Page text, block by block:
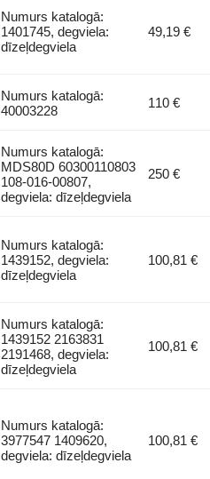
Numurs katalogā:
1401745, degviela:
dīzeļdegviela
49,19 €
Numurs katalogā:
40003228
110 €
Numurs katalogā:
MDS80D 60300110803
108-016-00807,
degviela: dīzeļdegviela
250 €
Numurs katalogā:
1439152, degviela:
dīzeļdegviela
100,81 €
Numurs katalogā:
1439152 2163831
2191468, degviela:
dīzeļdegviela
100,81 €
Numurs katalogā:
3977547 1409620,
degviela: dīzeļdegviela
100,81 €